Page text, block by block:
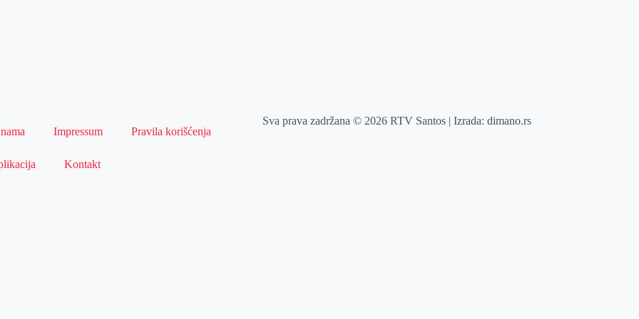
Impressum Pravila korišćenja
Kontakt
Sva prava zadržana © 2026 RTV Santos | Izrada:dimano.rs